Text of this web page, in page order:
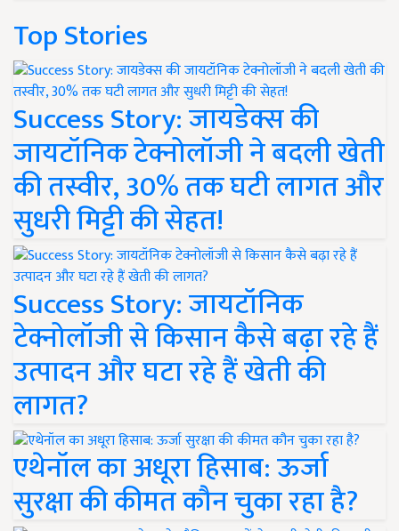
Top Stories
Success Story: जायडेक्स की
जायटॉनिक टेक्नोलॉजी ने बदली खेती
की तस्वीर, 30% तक घटी लागत और
सुधरी मिट्टी की सेहत!
Success Story: जायटॉनिक
टेक्नोलॉजी से किसान कैसे बढ़ा रहे हैं
उत्पादन और घटा रहे हैं खेती की
लागत?
एथेनॉल का अधूरा हिसाब: ऊर्जा
सुरक्षा की कीमत कौन चुका रहा है?